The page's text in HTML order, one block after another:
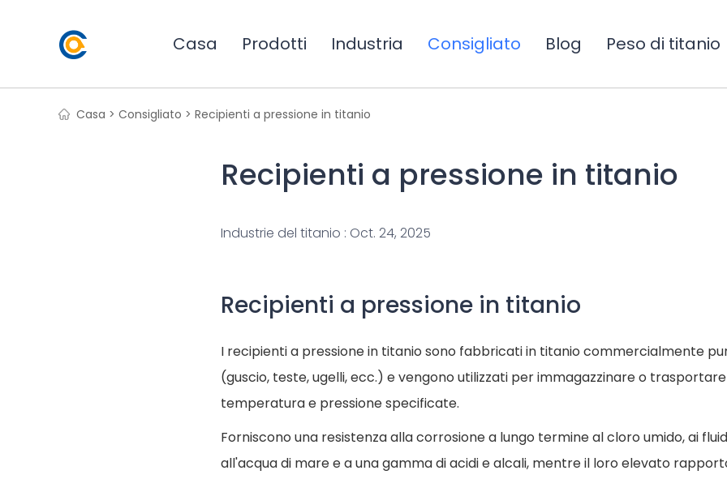
Casa Prodotti Industria Consigliato Blog Peso di titanio
Casa > Consigliato > Recipienti a pressione in titanio
Recipienti a pressione in titanio
Industrie del titanio : Oct. 24, 2025
Recipienti a pressione in titanio
I recipienti a pressione in titanio sono fabbricati in titanio commercialmente
(guscio, teste, ugelli, ecc.) e vengono utilizzati per immagazzinare o
temperatura e pressione specificate.
Forniscono una resistenza alla corrosione a lungo termine al cloro umido, ai
all'acqua di mare e a una gamma di acidi e alcali, mentre il loro elevato